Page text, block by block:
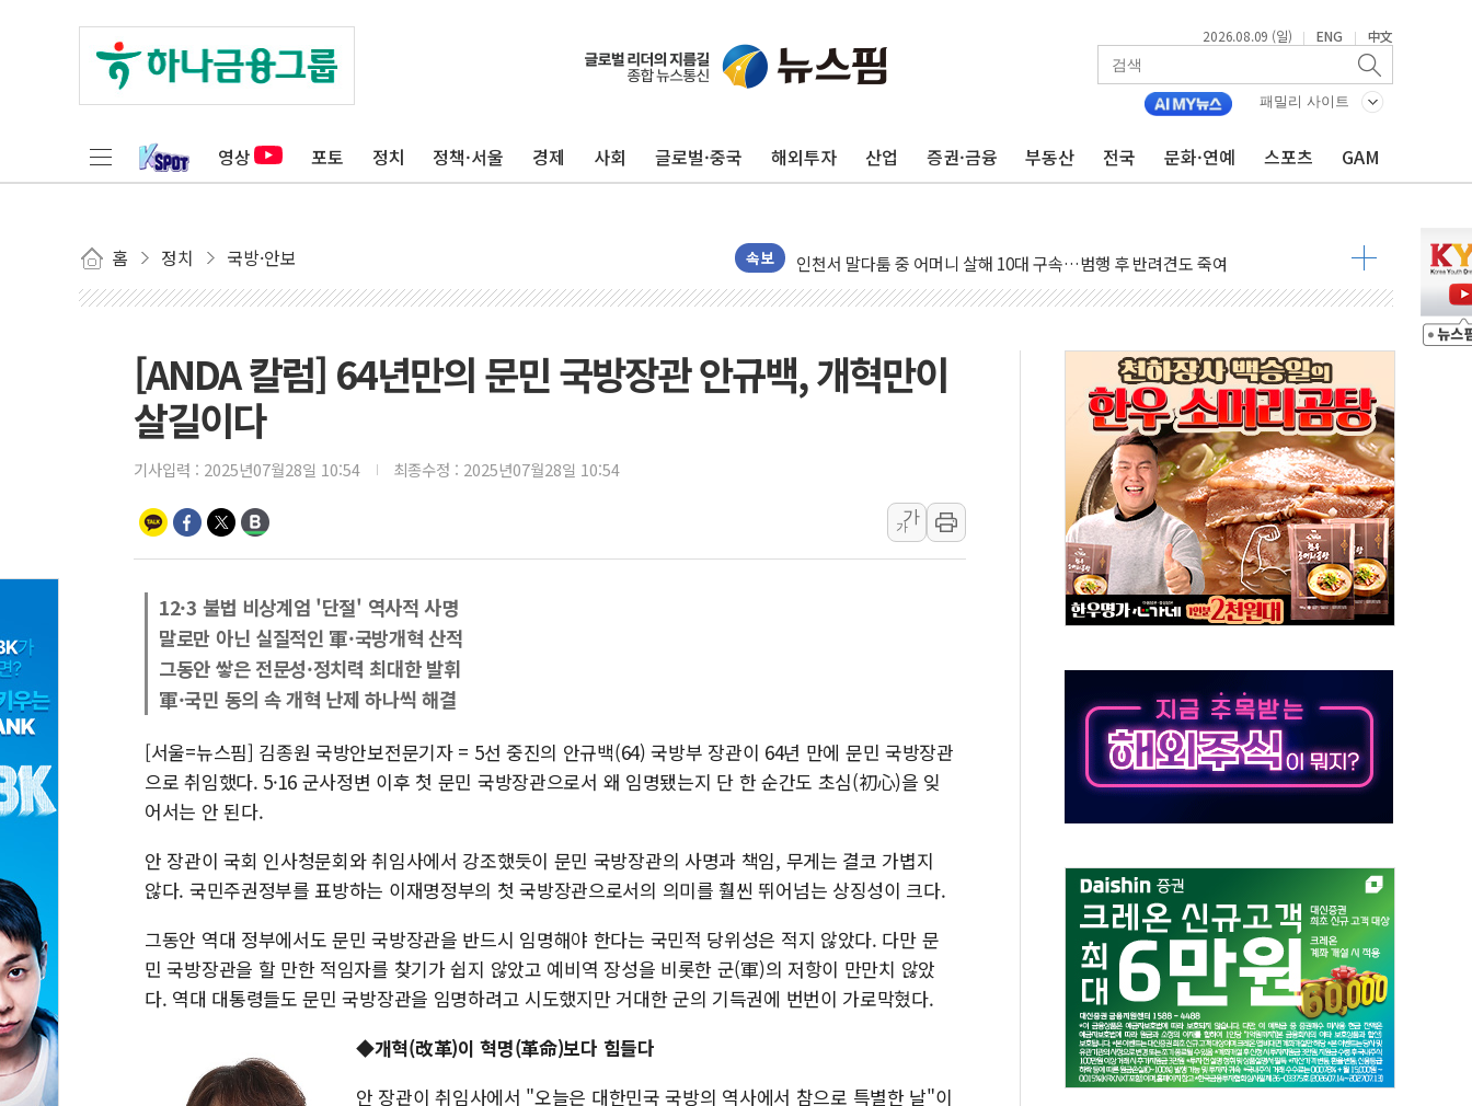
2026.08.09 (일) | ENG | 中文
패밀리 사이트
영상 포토 정치 정책·서울 경제 사회 글로벌·중국 해외투자 산업 증권·금융 부동산 전국 문화·연예 스포츠 GAM
홈 정치 국방·안보 속보
125mm 폭우 쏟아진 울진...'두천~하당'·'올미골교' 차량 통행 선제 제한
평택 진위면 공장서 질식사고 발생…작업자 1명 숨져
상주 낙동강 선착장 하류서 50대 숨진 채 발견...경찰, 조사 중
[종합] 김민석, 정청래에 누적 1.48%p 차 선두 유지...金 46.01% vs 鄭 44.53%
인천서 말다툼 중 어머니 살해 10대 구속…범행 후 반려견도 죽여
김민석, 강원·대구·경북 경선서 정청래에 승리…金 48.54% vs 鄭 44.40%
[속보] 민주, 경북 경선 결과 발표...김민석 47.37% 정청래 45.71% 송영길 6.92%
[속보] 민주, 대구 경선 결과 발표...정청래 47.82% 김민석 46.35% 송영길 5.83%
[속보] 민주, 강원 경선 결과 발표...김민석 50.30% 정청래 41.94% 송영길 7.76%
정재헌 CEO, SKT 장기고객 400명 맞이…"마음 잇는 시간 되길"
최태원, 노소영에 9440억 지급 확정되나…재상고 앞두고 막판 셈법
하나금융, 명동 소상공인에 '행복상자' 전달
인천시 광복절 현수막 '태극기 거꾸로' 논란…이틀만에 철거
병무청, 보충역 전면 손질… 예술·체육요원 최대 33% 감축
홈플러스發 대형마트 판매, 역대 최대폭 감소한 9.4%↓…유통업계 양극화 심화
[ANDA 칼럼] 64년만의 문민 국방장관 안규백, 개혁만이
살길이다
기사입력 : 2025년07월28일 10:54 최종수정 : 2025년07월28일 10:54
가
가
12·3 불법 비상계엄 '단절' 역사적 사명
말로만 아닌 실질적인 軍·국방개혁 산적
그동안 쌓은 전문성·정치력 최대한 발휘
軍·국민 동의 속 개혁 난제 하나씩 해결
[서울=뉴스핌] 김종원 국방안보전문기자 = 5선 중진의 안규백(64) 국방부 장관이 64년 만에 문민 국방장관
으로 취임했다. 5·16 군사정변 이후 첫 문민 국방장관으로서 왜 임명됐는지 단 한 순간도 초심(初心)을 잊
어서는 안 된다.
안 장관이 국회 인사청문회와 취임사에서 강조했듯이 문민 국방장관의 사명과 책임, 무게는 결코 가볍지
않다. 국민주권정부를 표방하는 이재명정부의 첫 국방장관으로서의 의미를 훨씬 뛰어넘는 상징성이 크다.
그동안 역대 정부에서도 문민 국방장관을 반드시 임명해야 한다는 국민적 당위성은 적지 않았다. 다만 문
민 국방장관을 할 만한 적임자를 찾기가 쉽지 않았고 예비역 장성을 비롯한 군(軍)의 저항이 만만치 않았
다. 역대 대통령들도 문민 국방장관을 임명하려고 시도했지만 거대한 군의 기득권에 번번이 가로막혔다.
◆개혁(改革)이 혁명(革命)보다 힘들다
안 장관이 취임사에서 "오늘은 대한민국 국방의 역사에서 참으로 특별한 날"이